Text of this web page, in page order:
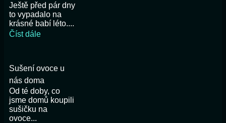
Ještě před pár dny
to vypadalo na
krásné babí léto....
Číst dále
Sušení ovoce u
nás doma
Od té doby, co
jsme domů koupili
sušičku na
ovoce...